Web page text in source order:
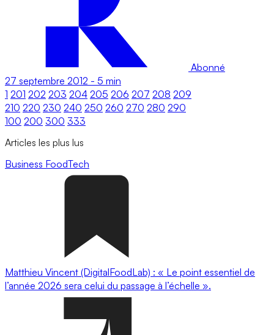
Abonné
27 septembre 2012 - 5 min
1 201 202 203 204 205 206 207 208 209
210 220 230 240 250 260 270 280 290
100 200 300 333
Articles les plus lus
Business FoodTech
Matthieu Vincent (DigitalFoodLab) : « Le point essentiel de
l’année 2026 sera celui du passage à l’échelle ».